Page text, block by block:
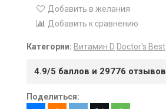
Добавить в желания
Добавить к сравнению
Категории: Витамин D Doctor's Best
4.9/5 баллов и 29776 отзывов
Поделиться: